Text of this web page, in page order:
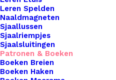
Leren Spelden
Naaldmagneten
Sjaallussen
Sjaalriempjes
Sjaalsluitingen
Patronen & Boeken
Boeken Breien
Boeken Haken
€1,50
Voor het haken van de
(afhankelijk van de maat)
Scheepjes Stone Washed